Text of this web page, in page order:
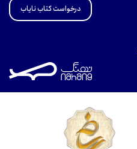
درخواست کتاب نایاب